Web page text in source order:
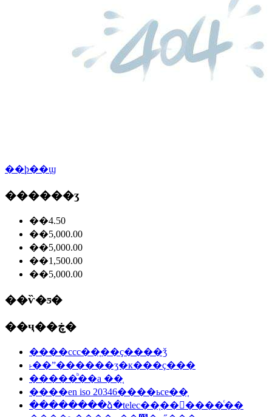
��ϸ��ϣ
������ʒ
��4.50
��5,000.00
��5,000.00
��1,500.00
��5,000.00
��ѷ�ƽ�
��ҷ��ڿ�
����ccc��֤��ҫ����ǯ
˫��ˮ������ʒִ�к���ҫ���
�����ᷨ��a ��֤
����en iso 20346����ьce��֤
��������ձ�telec��֤���ٰ���ͨ��